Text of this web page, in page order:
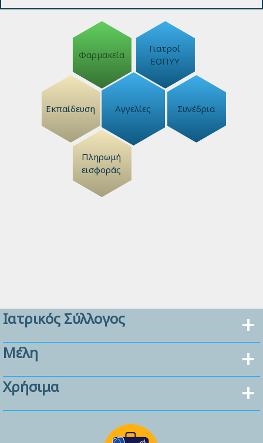
Φαρμακεία
Γιατροί
ΕΟΠΥΥ
Εκπαίδευση Αγγελίες Συνέδρια
Πληρωμή
εισφοράς
Ιατρικός Σύλλογος
Μέλη
Χρήσιμα